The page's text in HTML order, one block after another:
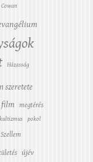
Cowan
Házasság
szeretete
film megtérés
pokol
újév